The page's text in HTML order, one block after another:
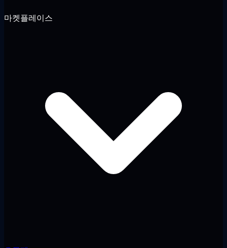
마켓플레이스